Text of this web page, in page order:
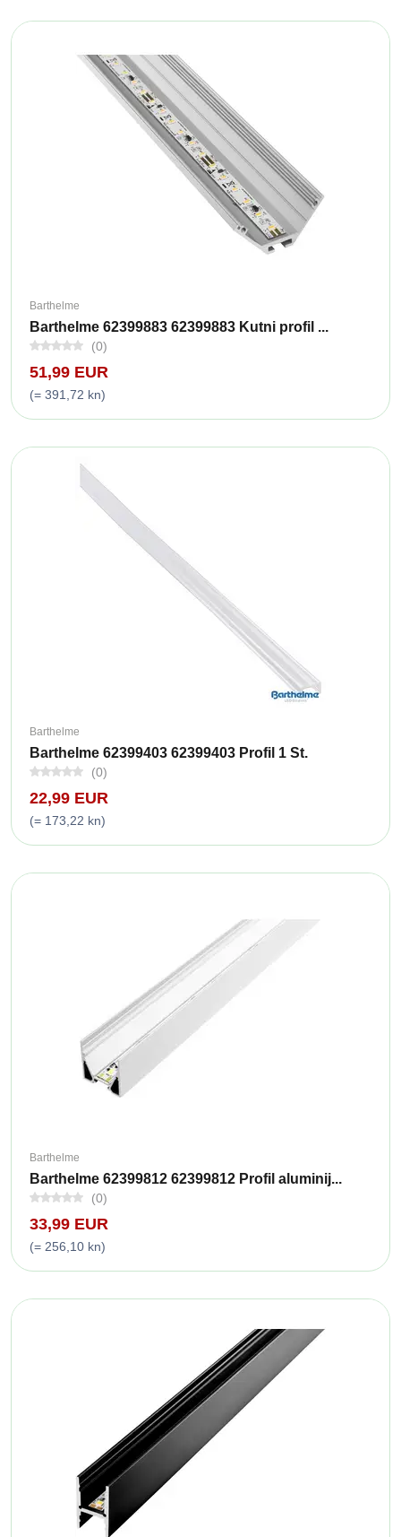
Barthelme
Barthelme 62399883 62399883 Kutni profil ...
(0)
51,99 EUR
(= 391,72 kn)
Barthelme
Barthelme 62399403 62399403 Profil 1 St.
(0)
22,99 EUR
(= 173,22 kn)
Barthelme
Barthelme 62399812 62399812 Profil aluminij...
(0)
33,99 EUR
(= 256,10 kn)